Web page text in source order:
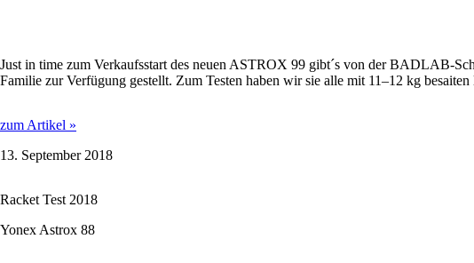
Just in time zum Verkaufsstart des neuen ASTROX 99 gibt´s von der BADLAB-
Familie zur Verfügung gestellt. Zum Testen haben wir sie alle mit 11–12 kg besaiten
zum Artikel »
99:
FÜR
13. September 2018
Racket Test 2018
Yonex Astrox 88